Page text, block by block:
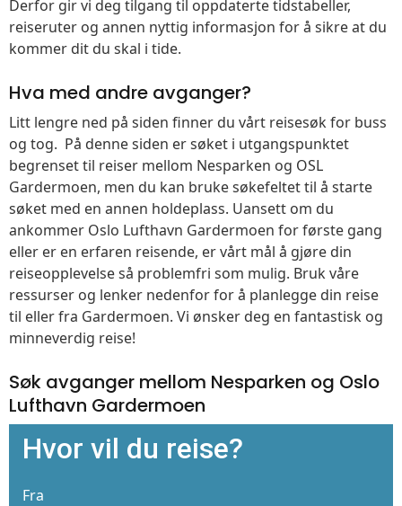
Derfor gir vi deg tilgang til oppdaterte tidstabeller,
reiseruter og annen nyttig informasjon for å sikre at du
kommer dit du skal i tide.
Hva med andre avganger?
Litt lengre ned på siden finner du vårt reisesøk for buss
og tog. På denne siden er søket i utgangspunktet
begrenset til reiser mellom Nesparken og OSL
Gardermoen, men du kan bruke søkefeltet til å starte
søket med en annen holdeplass. Uansett om du
ankommer Oslo Lufthavn Gardermoen for første gang
eller er en erfaren reisende, er vårt mål å gjøre din
reiseopplevelse så problemfri som mulig. Bruk våre
ressurser og lenker nedenfor for å planlegge din reise
til eller fra Gardermoen. Vi ønsker deg en fantastisk og
minneverdig reise!
Søk avganger mellom Nesparken og Oslo
Lufthavn Gardermoen
Hvor vil du reise?
Fra